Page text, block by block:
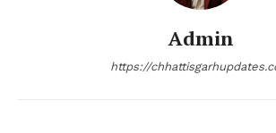
Admin
https://